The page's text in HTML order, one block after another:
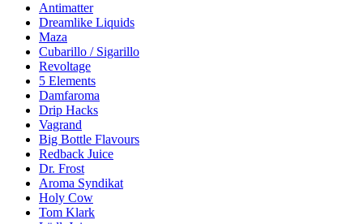
Antimatter
Dreamlike Liquids
Maza
Cubarillo / Sigarillo
Revoltage
5 Elements
Damfaroma
Drip Hacks
Vagrand
Big Bottle Flavours
Redback Juice
Dr. Frost
Aroma Syndikat
Holy Cow
Tom Klark